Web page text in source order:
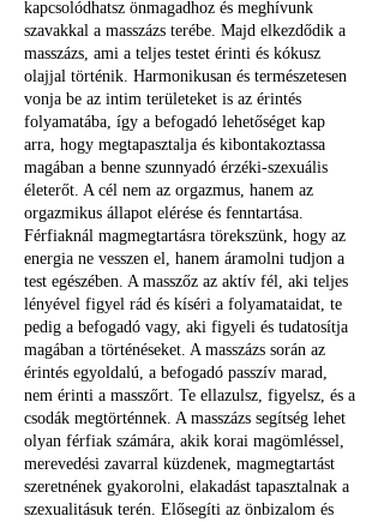
kapcsolódhatsz önmagadhoz és meghívunk
szavakkal a masszázs terébe. Majd elkezdődik a
masszázs, ami a teljes testet érinti és kókusz
olajjal történik. Harmonikusan és természetesen
vonja be az intim területeket is az érintés
folyamatába, így a befogadó lehetőséget kap
arra, hogy megtapasztalja és kibontakoztassa
magában a benne szunnyadó érzéki-szexuális
életerőt. A cél nem az orgazmus, hanem az
orgazmikus állapot elérése és fenntartása.
Férfiaknál magmegtartásra törekszünk, hogy az
energia ne vesszen el, hanem áramolni tudjon a
test egészében. A masszőz az aktív fél, aki teljes
lényével figyel rád és kíséri a folyamataidat, te
pedig a befogadó vagy, aki figyeli és tudatosítja
magában a történéseket. A masszázs során az
érintés egyoldalú, a befogadó passzív marad,
nem érinti a masszőrt. Te ellazulsz, figyelsz, és a
csodák megtörténnek. A masszázs segítség lehet
olyan férfiak számára, akik korai magömléssel,
merevedési zavarral küzdenek, magmegtartást
szeretnének gyakorolni, elakadást tapasztalnak a
szexualitásuk terén. Elősegíti az önbizalom és